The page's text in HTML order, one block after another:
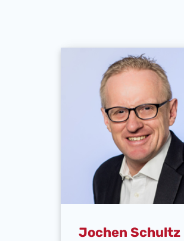
Jochen Schultz